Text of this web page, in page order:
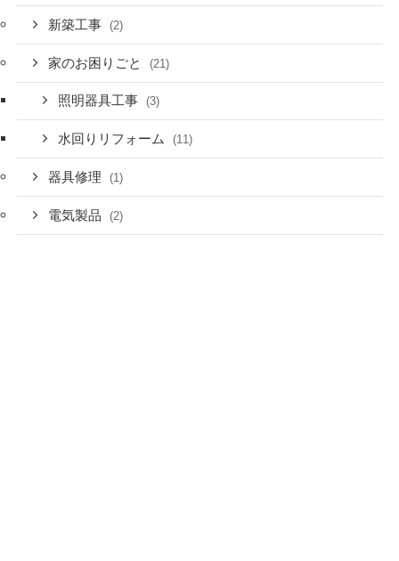
新築工事 (2)
家のお困りごと (21)
照明器具工事 (3)
水回りリフォーム (11)
器具修理 (1)
電気製品 (2)